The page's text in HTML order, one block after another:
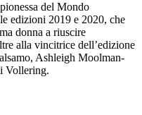
del Mondo
edizioni 2019 e 2020, che
donna a riuscire
alla vincitrice dell’edizione
Ashleigh Moolman-
Vollering.